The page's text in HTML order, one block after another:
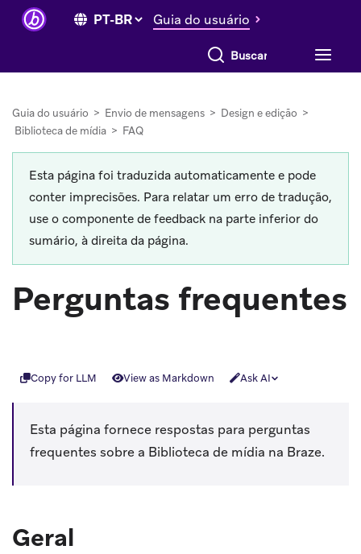
Guia do usuário
Buscar tudo
Guia do usuário > Envio de mensagens > Design e edição >
Biblioteca de mídia > FAQ
Esta página foi traduzida automaticamente e pode
conter imprecisões. Para relatar um erro de tradução,
use o componente de feedback na parte inferior do
sumário, à direita da página.
Perguntas frequentes
Copy for LLM View as Markdown Ask AI
Esta página fornece respostas para perguntas
frequentes sobre a Biblioteca de mídia na Braze.
Geral